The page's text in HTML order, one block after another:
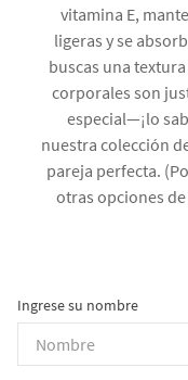
vitamina E,
ligeras y se
buscas una
corporales son
especial—¡lo
nuestra colección
pareja perfecta.
otras opciones
Ingrese su nombre